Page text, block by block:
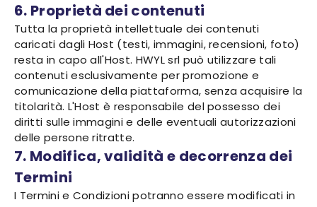
6. Proprietà dei contenuti
Tutta la proprietà intellettuale dei contenuti
caricati dagli Host (testi, immagini, recensioni, foto)
resta in capo all'Host. HWYL srl può utilizzare tali
contenuti esclusivamente per promozione e
comunicazione della piattaforma, senza acquisire la
titolarità. L'Host è responsabile del possesso dei
diritti sulle immagini e delle eventuali autorizzazioni
delle persone ritratte.
7. Modifica, validità e decorrenza dei
Termini
I Termini e Condizioni potranno essere modificati in